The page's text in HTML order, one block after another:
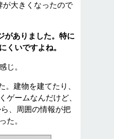
が大きくなったので
ありました。特に
くいですよね。
じ。
。建物を建てたり、
ゲームなんだけど、
、周囲の情報が把
た。